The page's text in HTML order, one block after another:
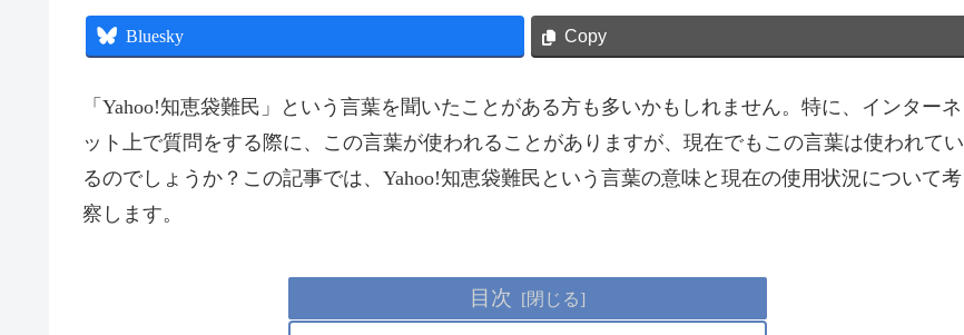
Bluesky Copy
「Yahoo!知恵袋難民」という言葉を聞いたことがある方も多いかもしれません。特に、インターネ
ット上で質問をする際に、この言葉が使われることがありますが、現在でもこの言葉は使われてい
るのでしょうか？この記事では、Yahoo!知恵袋難民という言葉の意味と現在の使用状況について考
察します。
目次